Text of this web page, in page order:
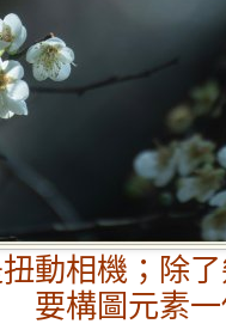
動相機；除
要構圖元素